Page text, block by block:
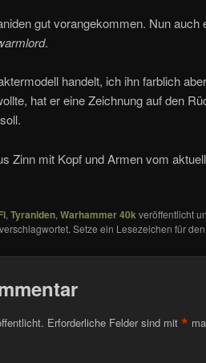
gut vorangekommen. Nun auch
.
handelt, ich ihn farblich
hat er eine Zeichnung auf den
Zinn mit Kopf und Armen vom
,Tyraniden,Warhammer 40kveröffentlicht
verschlagwortet. Setze ein Lesezeichen für den
Erforderliche Felder sind mit *